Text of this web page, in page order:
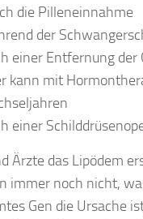
die Pilleneinnahme
der
einer Entfernung der
kann mit
einer
Ärzte das Lipödem
immer noch nicht,
Gen die Ursache